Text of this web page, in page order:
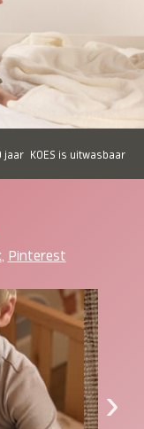
jaar KOES is uitwasbaar
, Pinterest
›